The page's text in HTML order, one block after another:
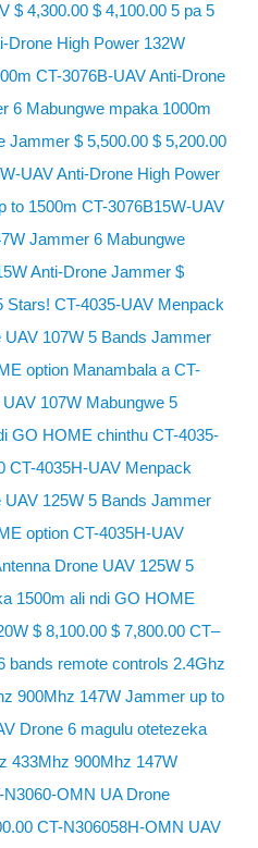
$ 4,300.00 $ 4,100.00 5 pa 5
Drone High Power 132W
CT-3076B-UAV Anti-Drone
6 Mabungwe mpaka 1000m
Jammer $ 5,500.00 $ 5,200.00
UAV Anti-Drone High Power
to 1500m CT-3076B15W-UAV
Jammer 6 Mabungwe
Anti-Drone Jammer $
Stars! CT-4035-UAV Menpack
UAV 107W 5 Bands Jammer
option Manambala a CT-
107W Mabungwe 5
GO HOME chinthu CT-4035-
CT-4035H-UAV Menpack
UAV 125W 5 Bands Jammer
option CT-4035H-UAV
Drone UAV 125W 5
1500m ali ndi GO HOME
$ 8,100.00 $ 7,800.00 CT–
bands remote controls 2.4Ghz
900Mhz 147W Jammer up to
Drone 6 magulu otetezeka
433Mhz 900Mhz 147W
OMN UA Drone
CT-N306058H-OMN UAV